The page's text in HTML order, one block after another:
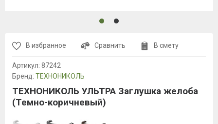
В избранное Сравнить В смету
Артикул: 87242
Бренд: ТЕХНОНИКОЛЬ
ТЕХНОНИКОЛЬ УЛЬТРА Заглушка желоба
(Темно-коричневый)